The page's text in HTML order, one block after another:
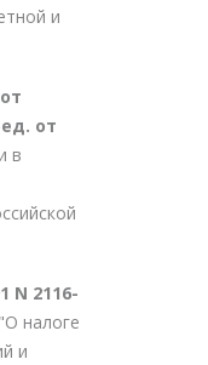
и
от
в
N 2116-
"О налоге
и